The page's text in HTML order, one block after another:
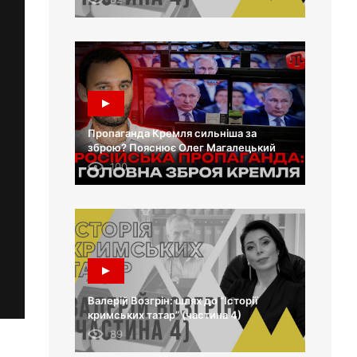
Пропаганда Кремля сильніша за
зброю? Пояснює Олег Магалецький
100
Валерій Возгрін: шлях до “Історії
кримських татар” (частина 4)
89